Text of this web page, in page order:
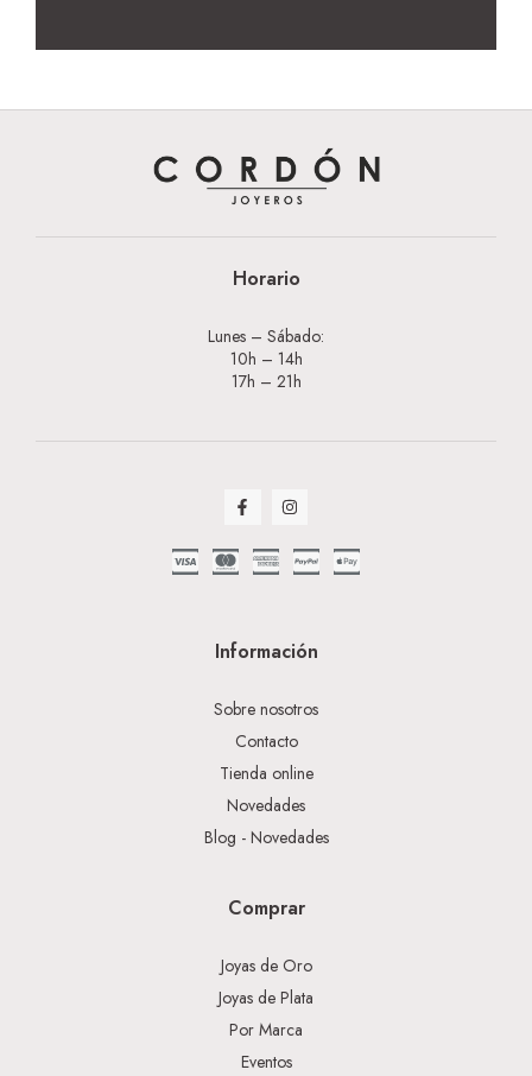
Horario
Lunes – Sábado:
10h – 14h
17h – 21h
Información
Sobre nosotros
Contacto
Tienda online
Novedades
Blog - Novedades
Comprar
Joyas de Oro
Joyas de Plata
Por Marca
Eventos